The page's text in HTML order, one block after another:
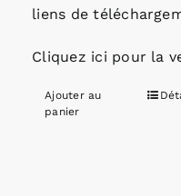
liens de
Cliquez ici pour la
Ajouter au
panier